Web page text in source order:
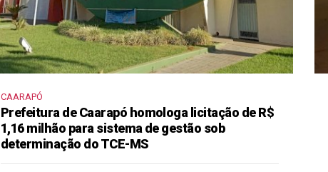
CAARAPÓ
Prefeitura de Caarapó homologa licitação de R$
1,16 milhão para sistema de gestão sob
determinação do TCE-MS